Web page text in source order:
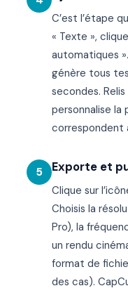
C’est l’étape
« Texte »,
automatiques
génère tous
secondes.
personnalise la
correspondent
5 Exporte et
Clique sur
Choisis la
Pro), la
un rendu
format de
des cas).